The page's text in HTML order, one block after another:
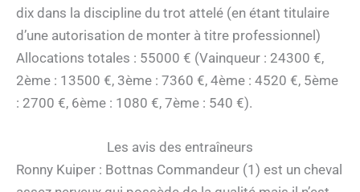
dix dans la discipline du trot attelé (en étant titulaire
d’une autorisation de monter à titre professionnel)
Allocations totales : 55000 € (Vainqueur : 24300 €,
2ème : 13500 €, 3ème : 7360 €, 4ème : 4520 €, 5ème
: 2700 €, 6ème : 1080 €, 7ème : 540 €).
Les avis des entraîneurs
Ronny Kuiper : Bottnas Commandeur (1) est un cheval